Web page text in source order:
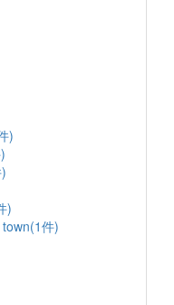
)
)
件)